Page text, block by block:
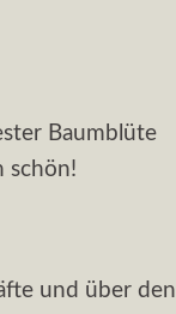
Baumblüte
schön!
und über den